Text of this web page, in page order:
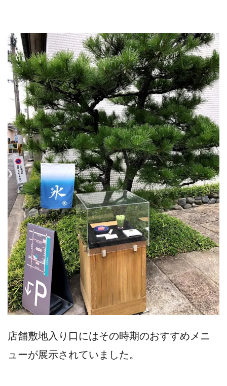
店舗敷地入り口にはその時期のおすすめメニ
ューが展示されていました。